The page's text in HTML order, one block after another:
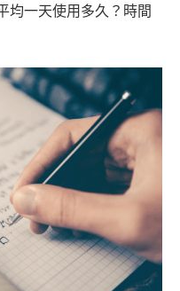
均一天使用多久？時間